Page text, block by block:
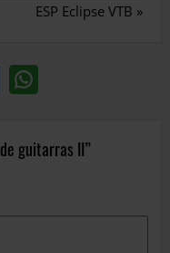
ESP Eclipse VTB »
guitarras II